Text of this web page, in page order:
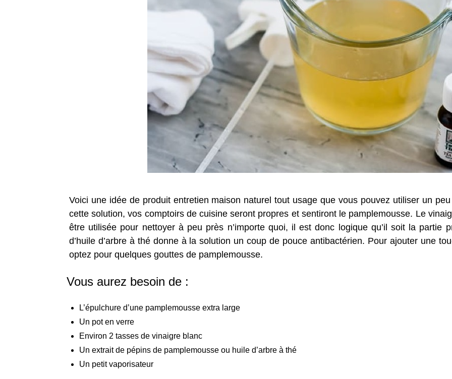
Voici une idée de produit entretien maison naturel tout usage que vous pouvez utiliser un
cette solution, vos comptoirs de cuisine seront propres et sentiront le pamplemousse. Le
être utilisée pour nettoyer à peu près n’importe quoi, il est donc logique qu’il soit la partie
d’huile d’arbre à thé donne à la solution un coup de pouce antibactérien. Pour ajouter une
optez pour quelques gouttes de pamplemousse.
Vous aurez besoin de :
L’épulchure d’une pamplemousse extra large
Un pot en verre
Environ 2 tasses de vinaigre blanc
Un extrait de pépins de pamplemousse ou huile d’arbre à thé
Un petit vaporisateur